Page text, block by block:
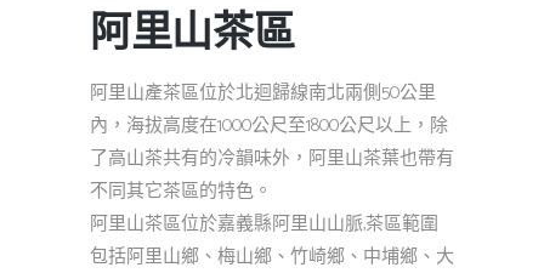
阿里山茶區
阿里山產茶區位於北迴歸線南北兩側50公里
內，海拔高度在1000公尺至1800公尺以上，除
了高山茶共有的冷韻味外，阿里山茶葉也帶有
不同其它茶區的特色。
阿里山茶區位於嘉義縣阿里山山脈,茶區範圍
包括阿里山鄉、梅山鄉、竹崎鄉、中埔鄉、大